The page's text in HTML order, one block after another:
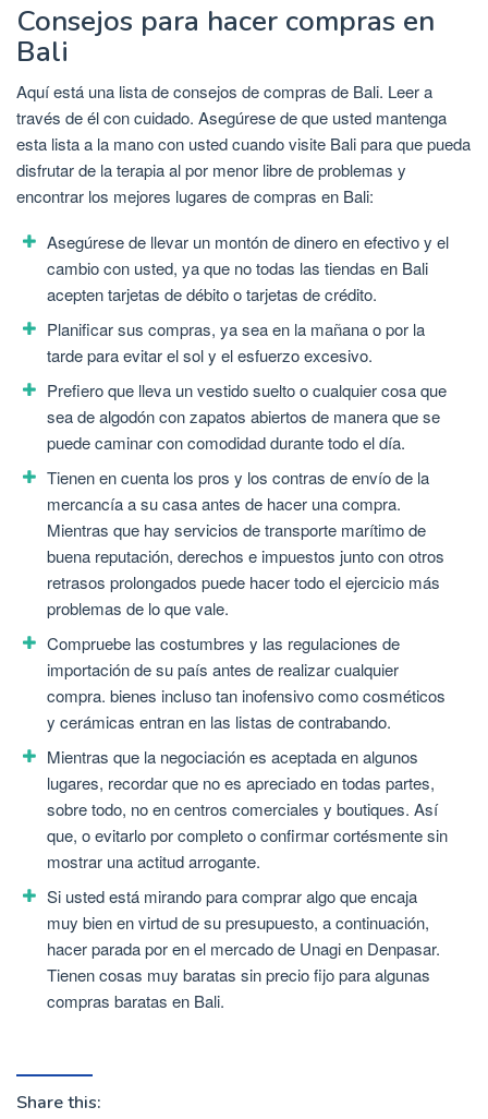
Consejos para hacer compras en
Bali
Aquí está una lista de consejos de compras de Bali. Leer a
través de él con cuidado. Asegúrese de que usted mantenga
esta lista a la mano con usted cuando visite Bali para que pueda
disfrutar de la terapia al por menor libre de problemas y
encontrar los mejores lugares de compras en Bali:
Asegúrese de llevar un montón de dinero en efectivo y el
cambio con usted, ya que no todas las tiendas en Bali
acepten tarjetas de débito o tarjetas de crédito.
Planificar sus compras, ya sea en la mañana o por la
tarde para evitar el sol y el esfuerzo excesivo.
Prefiero que lleva un vestido suelto o cualquier cosa que
sea de algodón con zapatos abiertos de manera que se
puede caminar con comodidad durante todo el día.
Tienen en cuenta los pros y los contras de envío de la
mercancía a su casa antes de hacer una compra.
Mientras que hay servicios de transporte marítimo de
buena reputación, derechos e impuestos junto con otros
retrasos prolongados puede hacer todo el ejercicio más
problemas de lo que vale.
Compruebe las costumbres y las regulaciones de
importación de su país antes de realizar cualquier
compra. bienes incluso tan inofensivo como cosméticos
y cerámicas entran en las listas de contrabando.
Mientras que la negociación es aceptada en algunos
lugares, recordar que no es apreciado en todas partes,
sobre todo, no en centros comerciales y boutiques. Así
que, o evitarlo por completo o confirmar cortésmente sin
mostrar una actitud arrogante.
Si usted está mirando para comprar algo que encaja
muy bien en virtud de su presupuesto, a continuación,
hacer parada por en el mercado de Unagi en Denpasar.
Tienen cosas muy baratas sin precio fijo para algunas
compras baratas en Bali.
Share this: